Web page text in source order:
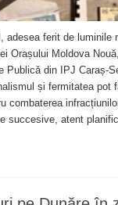
adesea ferit de luminile
Orașului Moldova
Publică din IPJ Caraș-
și fermitatea pot
combaterea
succesive, atent